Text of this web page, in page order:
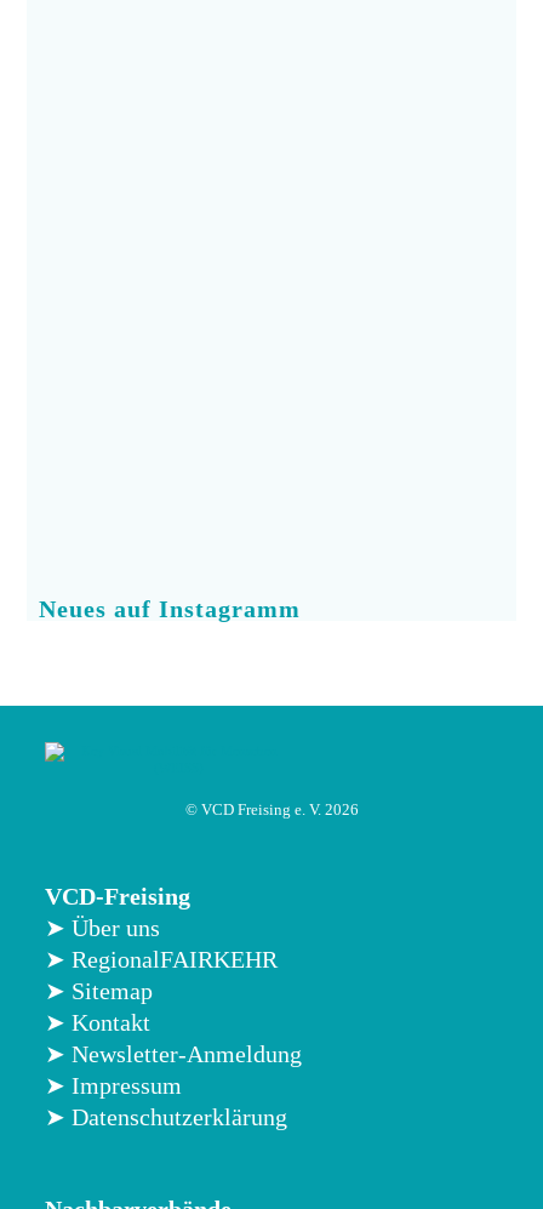
Neues auf Instagramm
© VCD Freising e. V. 2026
VCD-Freising
➤ Über uns
➤ RegionalFAIRKEHR
➤ Sitemap
➤ Kontakt
➤ Newsletter-Anmeldung
➤ Impressum
➤ Datenschutzerklärung